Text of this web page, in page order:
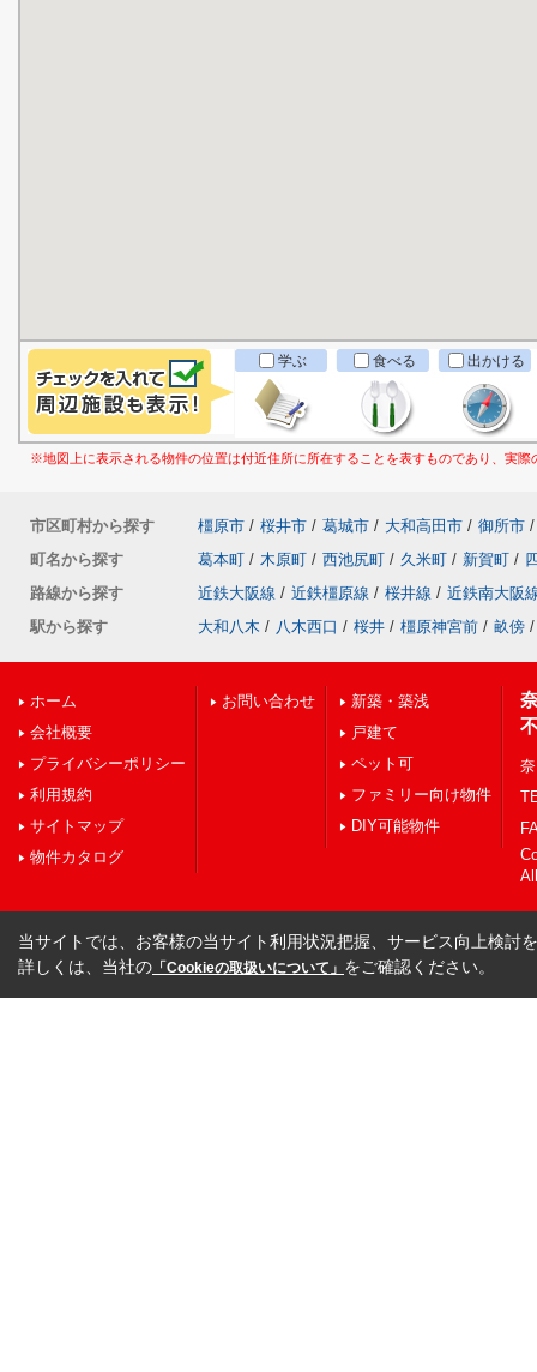
学ぶ 食べる 出かける
※地図上に表示される物件の位置は付近住所に所在することを表すものであり、実
市区町村から探す 橿原市 / 桜井市 / 葛城市 / 大和高田市 / 御所市 /
町名から探す
葛本町 / 木原町 / 西池尻町 / 久米町 / 新賀町 /
路線から探す
近鉄大阪線 / 近鉄橿原線 / 桜井線 / 近鉄南大阪
駅から探す
大和八木 / 八木西口 / 桜井 / 橿原神宮前 / 畝傍 /
ホーム
会社概要
プライバシーポリシー
利用規約
サイトマップ
物件カタログ
お問い合わせ
新築・築浅
戸建て
ペット可
ファミリー向け物件
DIY可能物件
当サイトでは、お客様の当サイト利用状況把握、サービス向上検討
詳しくは、当社の 「Cookieの取扱いについて」 をご確認ください。